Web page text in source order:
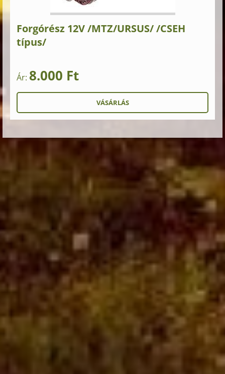
Forgórész 12V /MTZ/URSUS/ /CSEH
típus/
Ár: 8.000 Ft